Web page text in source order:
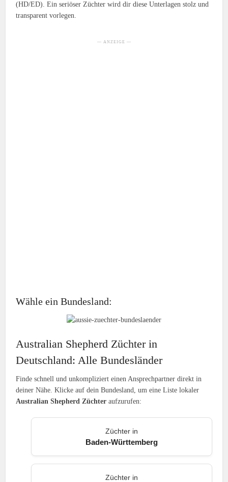
(HD/ED). Ein seriöser Züchter wird dir diese Unterlagen stolz und
transparent vorlegen.
— ANZEIGE —
Wähle ein Bundesland:
Australian Shepherd Züchter in
Deutschland: Alle Bundesländer
Finde schnell und unkompliziert einen Ansprechpartner direkt in
deiner Nähe. Klicke auf dein Bundesland, um eine Liste lokaler
Australian Shepherd Züchter aufzurufen:
Züchter in
Baden-Württemberg
Züchter in